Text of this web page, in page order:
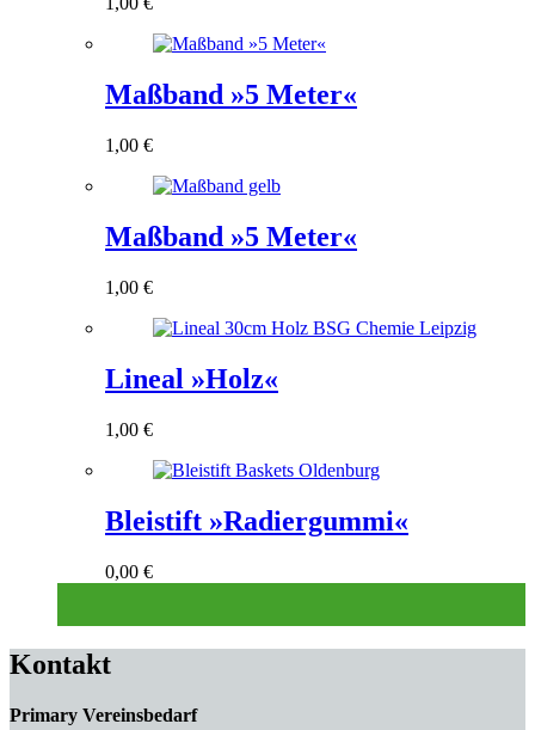
Maßband »5 Meter«
1,00 €
Maßband »5 Meter«
1,00 €
Lineal »Holz«
1,00 €
Bleistift »Radiergummi«
0,00 €
Kontakt
Primary Vereinsbedarf